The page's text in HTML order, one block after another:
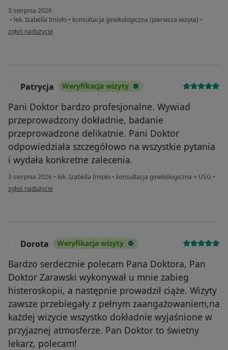
3 sierpnia 2026
• lek. Izabella Imioło • konsultacja ginekologiczna (pierwsza wizyta) •
w opinii użytkownika Patience
zgłoś nadużycie
Patrycja Weryfikacja wizyty
Pani Doktor bardzo profesjonalne. Wywiad
przeprowadzony dokładnie, badanie
przeprowadzone delikatnie. Pani Doktor
odpowiedziała szczegółowo na wszystkie pytania
i wydała konkretne zalecenia.
3 sierpnia 2026 • lek. Izabella Imioło • konsultacja ginekologiczna + USG •
w opinii użytkownika Patrycja
zgłoś nadużycie
Dorota Weryfikacja wizyty
Bardzo serdecznie polecam Pana Doktora, Pan
Doktor Zarawski wykonywał u mnie zabieg
histeroskopii, a następnie prowadził ciąże. Wizyty
zawsze przebiegały z pełnym zaangażowaniem,na
każdej wizycie wszystko dokładnie wyjaśnione w
przyjaznej atmosferze. Pan Doktor to świetny
lekarz, polecam!